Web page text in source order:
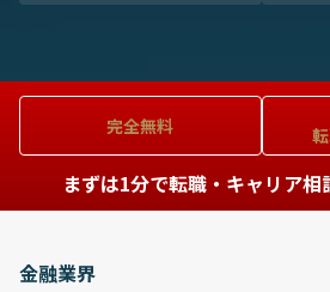
完全無料
まずは1分で転職・キャリア
金融業界